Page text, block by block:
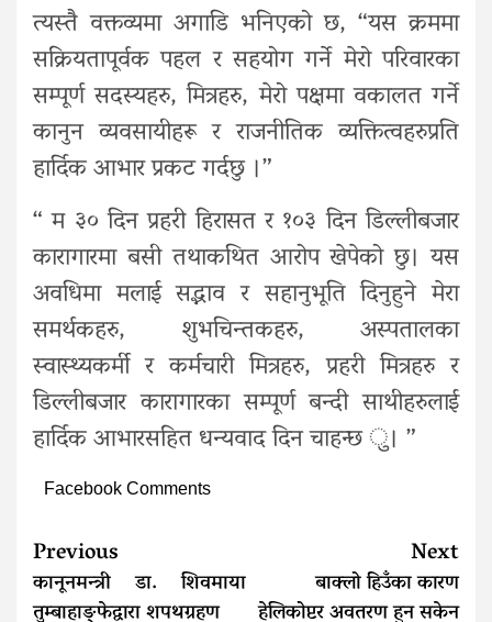
त्यस्तै वक्तव्यमा अगाडि भनिएको छ, “यस क्रममा
सक्रियतापूर्वक पहल र सहयोग गर्ने मेरो परिवारका
सम्पूर्ण सदस्यहरु, मित्रहरु, मेरो पक्षमा वकालत गर्ने
कानुन व्यवसायीहरू र राजनीतिक व्यक्तित्वहरुप्रति
हार्दिक आभार प्रकट गर्दछु ।”
“ म ३० दिन प्रहरी हिरासत र १०३ दिन डिल्लीबजार
कारागारमा बसी तथाकथित आरोप खेपेको छु। यस
अवधिमा मलाई सद्भाव र सहानुभूति दिनुहुने मेरा
समर्थकहरु, शुभचिन्तकहरु, अस्पतालका
स्वास्थ्यकर्मी र कर्मचारी मित्रहरु, प्रहरी मित्रहरु र
डिल्लीबजार कारागारका सम्पूर्ण बन्दी साथीहरुलाई
हार्दिक आभारसहित धन्यवाद दिन चाहन्छ ु। ”
Facebook Comments
Continue
Reading
Previous
कानूनमन्त्री डा. शिवमाया
तुम्बाहाङ्फेद्वारा शपथग्रहण
Next
बाक्लो हिउँका कारण
हेलिकोप्टर अवतरण हुन सकेन